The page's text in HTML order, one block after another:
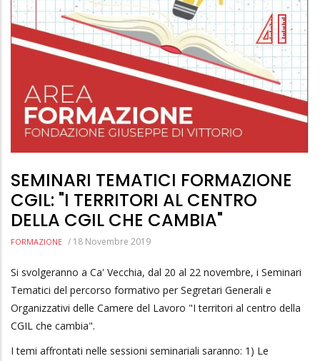
SEMINARI TEMATICI FORMAZIONE
CGIL: "I TERRITORI AL CENTRO
DELLA CGIL CHE CAMBIA"
FORMAZIONE / 18 Novembre 2019
Si svolgeranno a Ca' Vecchia, dal 20 al 22 novembre, i Seminari
Tematici del percorso formativo per Segretari Generali e
Organizzativi delle Camere del Lavoro "I territori al centro della
CGIL che cambia".
I temi affrontati nelle sessioni seminariali saranno: 1) Le